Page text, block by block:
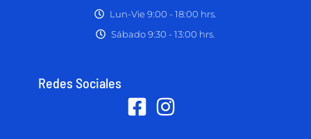
Lun-Vie 9:00 - 18:00 hrs.
Sábado 9:30 - 13:00 hrs.
Redes Sociales